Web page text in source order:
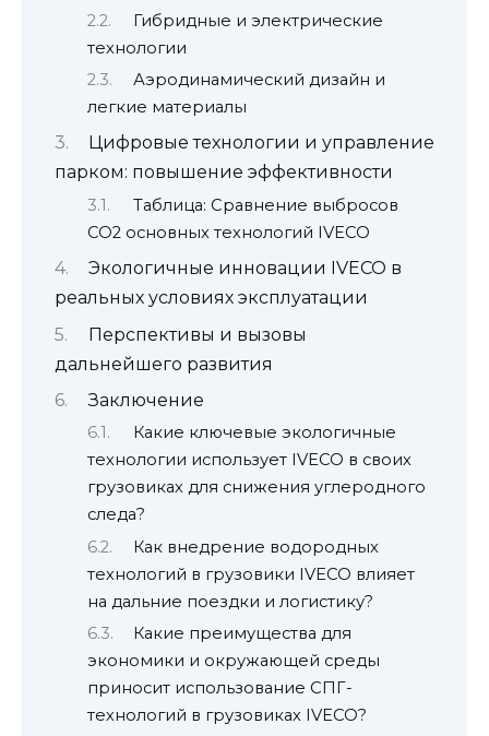
Гибридные и электрические
технологии
Аэродинамический дизайн и
легкие материалы
Цифровые технологии и управление
парком: повышение эффективности
Таблица: Сравнение выбросов
CO2 основных технологий IVECO
Экологичные инновации IVECO в
реальных условиях эксплуатации
Перспективы и вызовы
дальнейшего развития
Заключение
Какие ключевые экологичные
технологии использует IVECO в своих
грузовиках для снижения углеродного
следа?
Как внедрение водородных
технологий в грузовики IVECO влияет
на дальние поездки и логистику?
Какие преимущества для
экономики и окружающей среды
приносит использование СПГ-
технологий в грузовиках IVECO?